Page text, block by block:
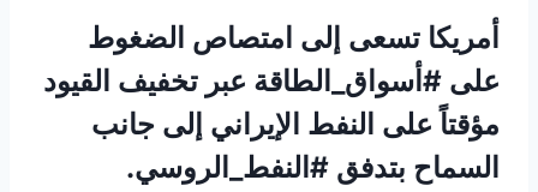
أمريكا تسعى إلى امتصاص الضغوط
على #أسواق_الطاقة عبر تخفيف القيود
مؤقتاً على النفط الإيراني إلى جانب
السماح بتدفق #النفط_الروسي.